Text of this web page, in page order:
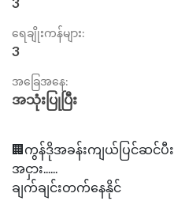
ရေချိုးကန်များ:
3
အခြေအနေ:
အသုံးပြုပြီး
🏢ကွန်ဒိုအခန်းကျယ်ပြင်ဆင်ပီး
အငှား......
ချက်ချင်းတက်နေနိုင်